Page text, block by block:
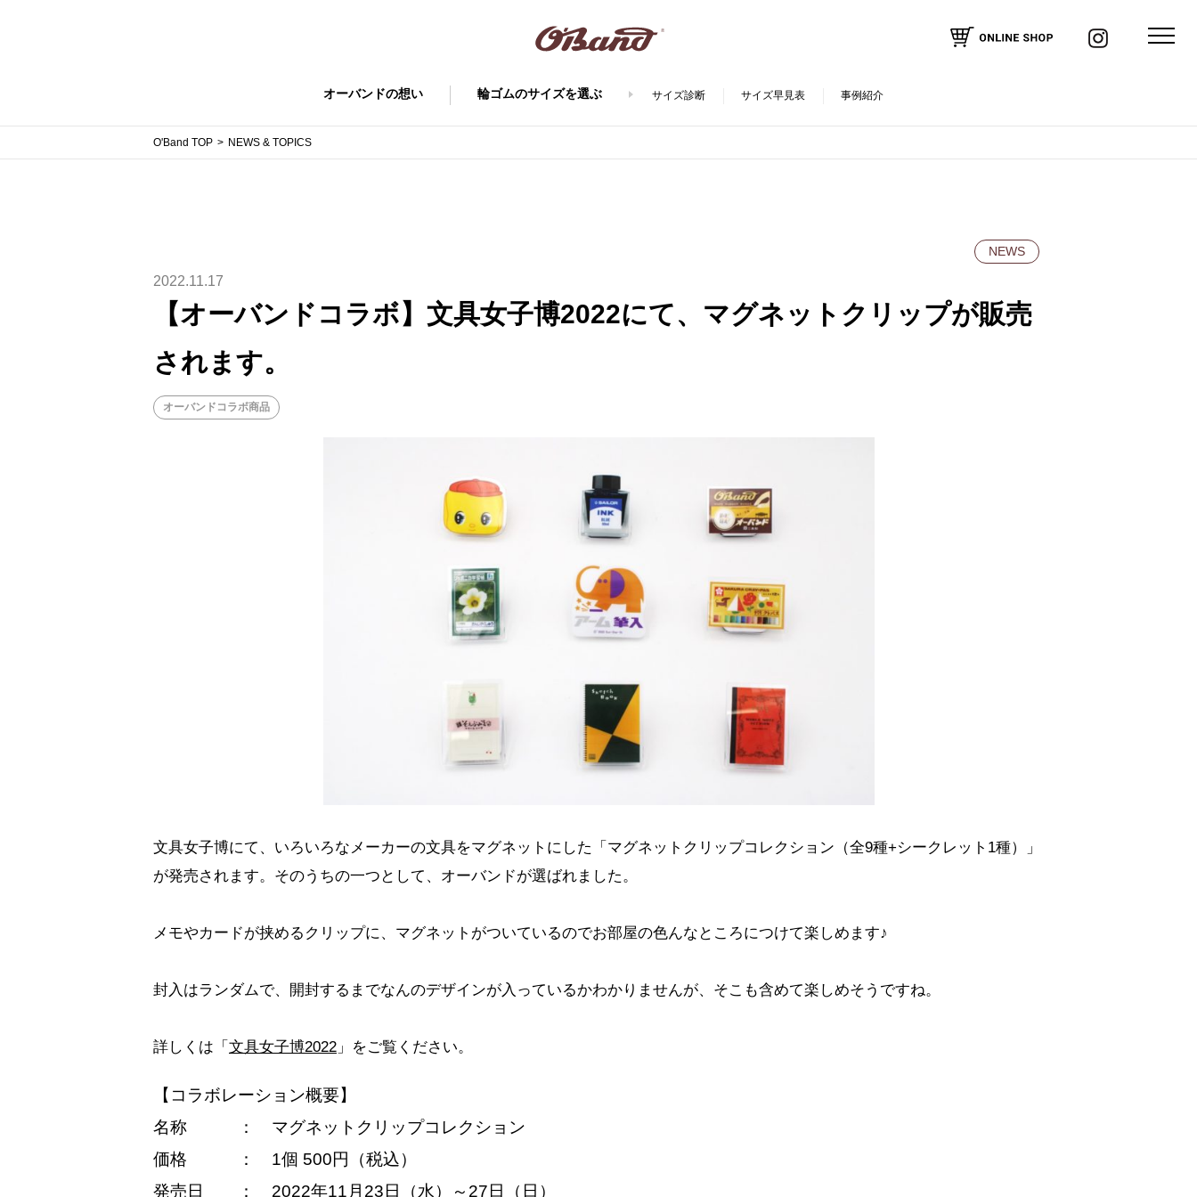
オーバンドの想い 輪ゴムのサイズを選ぶ サイズ診断 サイズ早見表 事例紹介
O'Band TOP NEWS & TOPICS
NEWS
2022.11.17
【オーバンドコラボ】文具女子博2022にて、マグネットクリップが販売
されます。
オーバンドコラボ商品
文具女子博にて、いろいろなメーカーの文具をマグネットにした「マグネットクリップコレクション（全9種+シークレット1種）」
が発売されます。そのうちの一つとして、オーバンドが選ばれました。
メモやカードが挟めるクリップに、マグネットがついているのでお部屋の色んなところにつけて楽しめます♪
封入はランダムで、開封するまでなんのデザインが入っているかわかりませんが、そこも含めて楽しめそうですね。
詳しくは「 文具女子博2022 」をご覧ください。
【コラボレーション概要】
名称 ： マグネットクリップコレクション
価格 ： 1個 500円（税込）
発売日 ： 2022年11月23日（水）～27日（日）